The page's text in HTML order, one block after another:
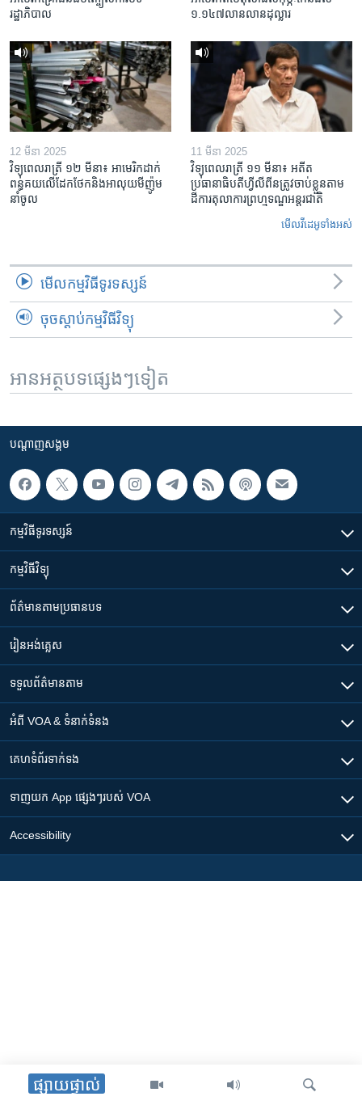
ផ្សាយផ្ទាល់
រដ្ឋាភិបាល
១.១៤៧​លានលាន​ដុល្លារ
12 មីនា 2025
វិទ្យុពេលរាត្រី ១២ មីនា៖ អាមេរិក​ដាក់​
ពន្ធគយ​លើ​ដែកថែក​និង​អាលុយ​មីញ៉ូម​
នាំចូល
11 មីនា 2025
វិទ្យុពេលរាត្រី ១១ មីនា៖ អតីត​
ប្រធានាធិបតីហ្វីលីពីន​ត្រូវ​ចាប់ខ្លួនតាម
ដីការ​តុលាការ​ព្រហ្មទណ្ឌ​អន្តរជាតិ
មើល​វីដេអូ​ទាំង​អស់
មើល​កម្មវិធី​ទូរទស្សន៍
ចុចស្តាប់កម្មវិធីវិទ្យុ
អានអត្ថបទផ្សេងៗទៀត
បណ្តាញ​សង្គម
កម្មវិធី​ទូរទស្សន៍
កម្មវិធី​វិទ្យុ
ព័ត៌មាន​តាមប្រធានបទ​
រៀន​​អង់គ្លេស
ទទួល​ព័ត៌មាន​តាម
អំពី​ VOA & ទំនាក់ទំនង
គេហទំព័រ​​ទាក់ទង
ទាញយក​ App ផ្សេងៗ​របស់​ VOA
Accessibility